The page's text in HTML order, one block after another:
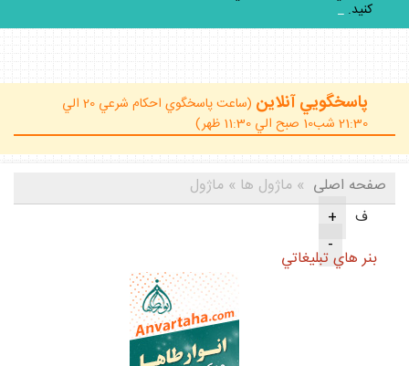
كنيد. _
پاسخگويي آنلاين
(ساعت پاسخگوي احكام شرعي 20 الي
21:30 شب10 صبح الي 11:30 ظهر)
صفحه اصلی » ماژول ها » ماژول
ف
+
-
بنر هاي تبليغاتي